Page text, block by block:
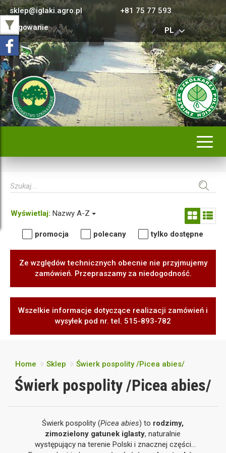
sklep@iglaki.agro.pl
+81 75 77 593
Logowanie
PL
Wyświetlaj: Nazwy A-Z
promocja polecany tylko dostępne
Ze względów technicznych obecnie nie przyjmujemy
zamówień. Przepraszamy za niedogodność.
Wszelkie informacje dotyczące realizacji zamówień i
wysyłek pod nr. tel. 515-893-782
Home Sklep Świerk pospolity /Picea abies/
Świerk pospolity /Picea abies/
Świerk pospolity (Picea abies) to rodzimy,
zimozielony gatunek iglasty, naturalnie
występujący na terenie Polski i znacznej części